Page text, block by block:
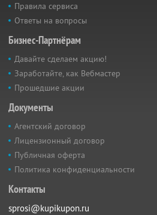
Правила сервиса
Ответы на вопросы
Бизнес-Партнёрам
Давайте сделаем акцию!
Заработайте, как Вебмастер
Прошедшие акции
Документы
Агентский договор
Лицензионный договор
Публичная оферта
Политика конфиденциальности
Контакты
sprosi@kupikupon.ru